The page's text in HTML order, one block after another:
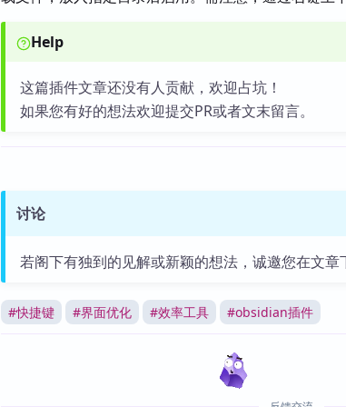
Help
这篇插件文章还没有人贡献，欢迎占坑！
如果您有好的想法欢迎提交PR或者文末留言。
讨论
若阁下有独到的见解或新颖的想法，诚邀您在文章
#快捷键 #界面优化 #效率工具 #obsidian插件